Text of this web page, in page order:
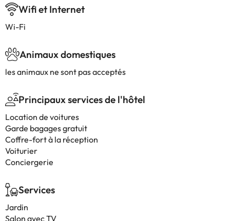
Wifi et Internet
Wi-Fi
Animaux domestiques
les animaux ne sont pas acceptés
Principaux services de l'hôtel
Location de voitures
Garde bagages gratuit
Coffre-fort à la réception
Voiturier
Conciergerie
Services
Jardin
Salon avec TV